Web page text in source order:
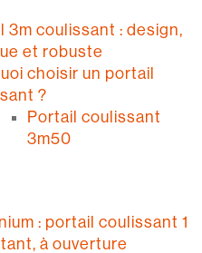
3m coulissant : design,
et robuste
choisir un portail
?
Portail coulissant
3m50
: portail coulissant 1
à ouverture